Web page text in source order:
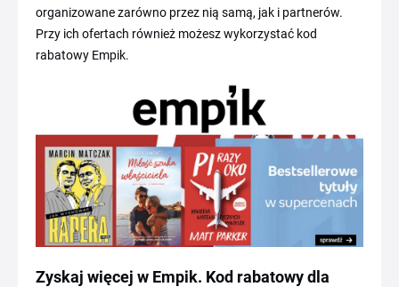
organizowane zarówno przez nią samą, jak i partnerów.
Przy ich ofertach również możesz wykorzystać kod
rabatowy Empik.
Zyskaj więcej w Empik. Kod rabatowy dla